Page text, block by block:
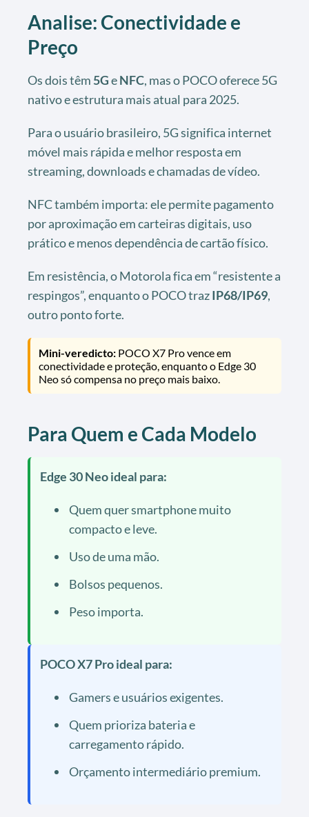
Analise: Conectividade e
Preço
Os dois têm 5GeNFC, mas o POCO oferece 5G
nativo e estrutura mais atual para 2025.
Para o usuário brasileiro, 5G significa internet
móvel mais rápida e melhor resposta em
streaming, downloads e chamadas de vídeo.
NFC também importa: ele permite pagamento
por aproximação em carteiras digitais, uso
prático e menos dependência de cartão físico.
Em resistência, o Motorola fica em “resistente a
respingos”, enquanto o POCO trazIP68/IP69,
outro ponto forte.
Mini-veredicto: POCO X7 Pro vence em
conectividade e proteção, enquanto o Edge 30
Neo só compensa no preço mais baixo.
Para Quem e Cada Modelo
Edge 30 Neo ideal para:
Quem quer smartphone muito
compacto e leve.
Uso de uma mão.
Bolsos pequenos.
Peso importa.
POCO X7 Pro ideal para:
Gamers e usuários exigentes.
Quem prioriza bateria e
carregamento rápido.
Orçamento intermediário premium.